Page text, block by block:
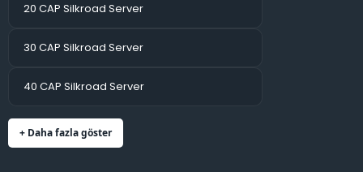
20 CAP Silkroad Server
30 CAP Silkroad Server
40 CAP Silkroad Server
+ Daha fazla göster